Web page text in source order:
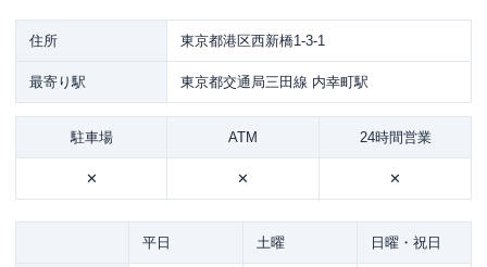
住所 東京都港区西新橋1-3-1
最寄り駅 東京都交通局三田線 内幸町駅
駐車場 ATM 24時間営業
✕ ✕ ✕
平日 土曜 日曜・祝日